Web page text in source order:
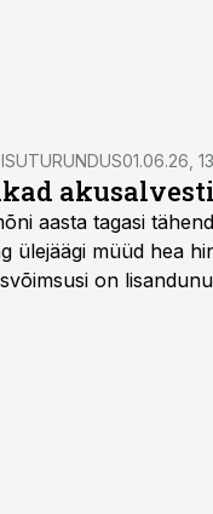
01.06.26,
aasta tagasi
ülejäägi müüd hea
on